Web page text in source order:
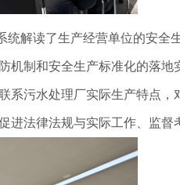
解读了生产经营单位的安全
制和安全生产标准化的落
污水处理厂实际生产特点
法律法规与实际工作、监督